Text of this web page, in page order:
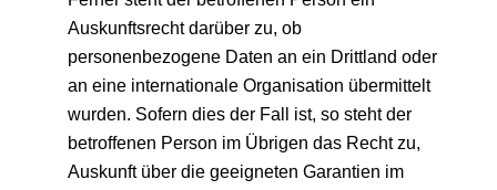
Auskunftsrecht darüber zu, ob
personenbezogene Daten an ein Drittland oder
an eine internationale Organisation übermittelt
wurden. Sofern dies der Fall ist, so steht der
betroffenen Person im Übrigen das Recht zu,
Auskunft über die geeigneten Garantien im